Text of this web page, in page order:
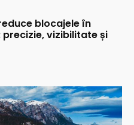
blocajele în
vizibilitate și